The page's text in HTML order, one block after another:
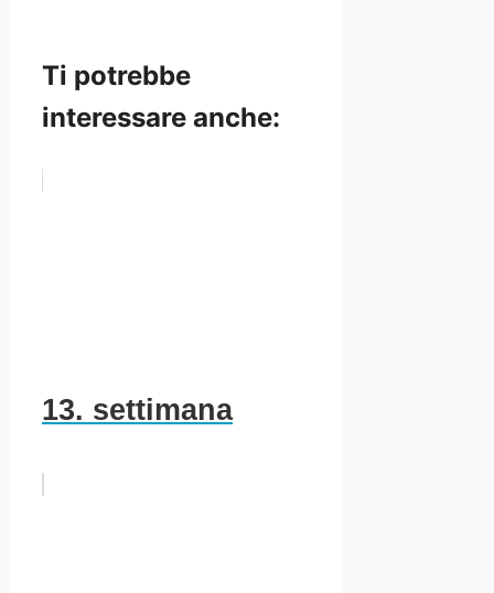
Ti potrebbe
interessare anche:
13. settimana